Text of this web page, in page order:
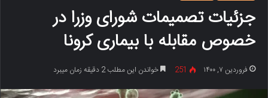
جزئیات تصمیمات شورای وزرا در
خصوص مقابله با بیماری کرونا
فروردین ۷, ۱۴۰۰ 251 خواندن این مطلب 2 دقیقه زمان میبرد